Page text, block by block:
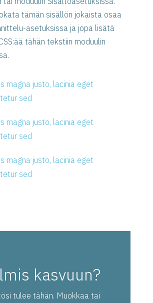
tämän sisällön jokaista osaa
asetuksissa ja jopa lisätä
tähän tekstiin moduulin
magna justo, lacinia eget
sed
magna justo, lacinia eget
sed
magna justo, lacinia eget
sed
kasvuun?
tulee tähän. Muokkaa tai